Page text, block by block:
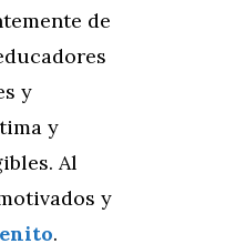
de
y
y
Al
y
.